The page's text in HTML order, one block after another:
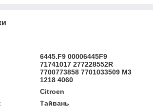
6445.F9 00006445F9
71741017 277228552R
7700773858 7701033509 M3
1218 4060
Citroen
Тайвань